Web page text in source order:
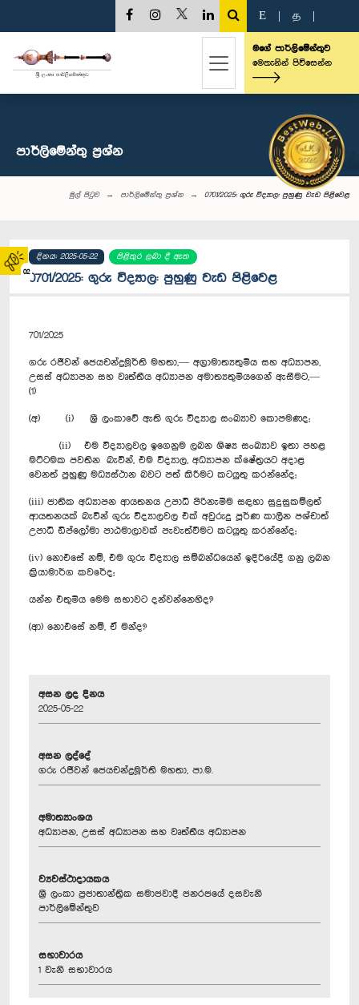
02
E த
මගේ පාර්ලිමේන්තුව
මෙතැනින් පිවිසෙන්න
පාර්ලි‌මේන්තු‌ ප්‍රශ්න
මුල් පිටුව පාර්ලි‌මේන්තු‌ ප්‍රශ්න 0701/2025: ගුරු විද්‍යාල: පුහුණු වැඩ පිළිවෙළ
දිනය: 2025-05-22 පිළිතුර ලබා දී ඇත
0701/2025: ගුරු විද්‍යාල: පුහුණු වැඩ පිළිවෙළ
701/2025
ගරු රජීවන් ජෙයචන්ද්‍රමූර්ති මහතා,— අග්‍රාමාත්‍යතුමිය සහ අධ්‍යාපන,
උසස් අධ්‍යාපන සහ වෘත්තීය අධ්‍යාපන අමාත්‍යතුමියගෙන් ඇසීමට,—
(1)
(අ) (i) ශ්‍රී ලංකාවේ ඇති ගුරු විද්‍යාල සංඛ්‍යාව කොපමණද;
(ii) එම විද්‍යාලවල ඉගෙනුම ලබන ශිෂ්‍ය සංඛ්‍යාව ඉතා පහළ
මට්ටමක පවතින බැවින්, එම විද්‍යාල, අධ්‍යාපන ක්ෂේත්‍රයට අදාළ
වෙනත් පුහුණු මධ්‍යස්ථාන බවට පත් කිරීමට කටයුතු කරන්නේද;
(iii) ජාතික අධ්‍යාපන ආයතනය උපාධි පිරිනැමීම සඳහා සුදුසුකම්ලත්
ආයතනයක් බැවින් ගුරු විද්‍යාලවල එක් අවුරුදු පූර්ණ කාලීන පශ්චාත්
උපාධි ඩිප්ලෝමා පාඨමාලාවක් පැවැත්වීමට කටයුතු කරන්නේද;
(iv) නොඑසේ නම්, එම ගුරු විද්‍යාල සම්බන්ධයෙන් ඉදිරියේදී ගනු ලබන
ක්‍රියාමාර්ග කවරේද;
යන්න එතුමිය මෙම සභාවට දන්වන්නෙහිද?
(ආ) නොඑසේ නම්, ඒ මන්ද?
අසන ලද දිනය
2025-05-22
අසන ලද්දේ
ගරු රජීවන් ජෙයචන්ද්‍රමූර්ති මහතා, පා.ම.
අමාත්‍යාංශය
අධ්‍යාපන, උසස් අධ්‍යාපන සහ වෘත්තීය අධ්‍යාපන
ව්‍යවස්ථාදායකය
ශ්‍රී ලංකා ප්‍රජාතාන්ත්‍රික සමාජවාදී ජනරජයේ දසවැනි
පාර්ලිමේන්තුව
සභාවාරය
1 වැනි සභාවාරය